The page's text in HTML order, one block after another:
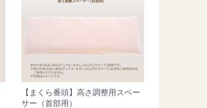
【まくら番頭】高さ調整用スペー
サー（首部用）